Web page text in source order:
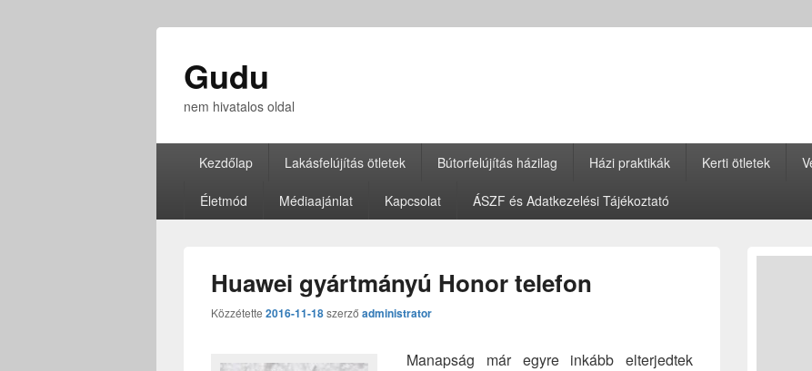
Gudu
nem hivatalos oldal
Kezdőlap Lakásfelújítás ötletek Bútorfelújítás házilag Házi praktikák Kerti ötletek
Életmód Médiaajánlat Kapcsolat ÁSZF és Adatkezelési Tájékoztató
Huawei gyártmányú Honor telefon
Közzétette 2016-11-18szerző administrator
Manapság már egyre inkább elterjedtek
Primary